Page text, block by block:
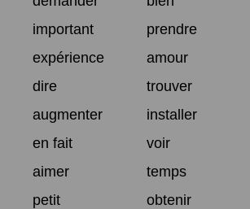
important
prendre
expérience
amour
dire
trouver
augmenter
installer
en fait
voir
aimer
temps
petit
obtenir